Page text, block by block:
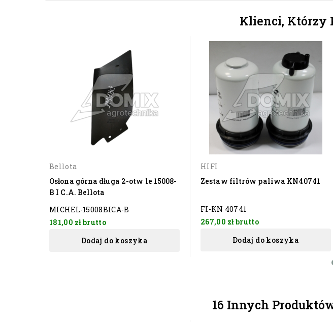
Klienci, Którzy
Bellota
Osłona górna długa 2-otw le 15008-
B I C.A. Bellota
MICHEL-15008BICA-B
181,00 złbrutto
Dodaj do koszyka
HIFI
Zestaw filtrów paliwa KN40741
FI-KN 40741
267,00 złbrutto
Dodaj do koszyka
16 Innych